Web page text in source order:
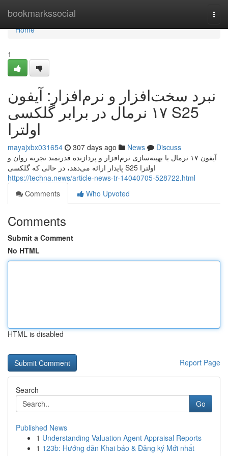
bookmarkssocial
Home
Home
1
نبرد سخت‌افزار و نرم‌افزار: آیفون
۱۷ نرمال در برابر گلکسی S25
اولترا
mayajxbx031654 307 days ago News
Discuss
آیفون ۱۷ نرمال با بهینه‌سازی نرم‌افزار و پردازنده قدرتمند تجربه روان و
پایدار ارائه می‌دهد، در حالی که گلکسی S25 اولترا
https://techna.news/article-news-tr-14040705-528722.html
Comments
Who Upvoted
Comments
Submit a Comment
No HTML
HTML is disabled
Report Page
Search
Go
Published News
1 Understanding Valuation Agent Appraisal Reports
1 123b: Hướng dẫn Khai báo & Đăng ký Mới nhất